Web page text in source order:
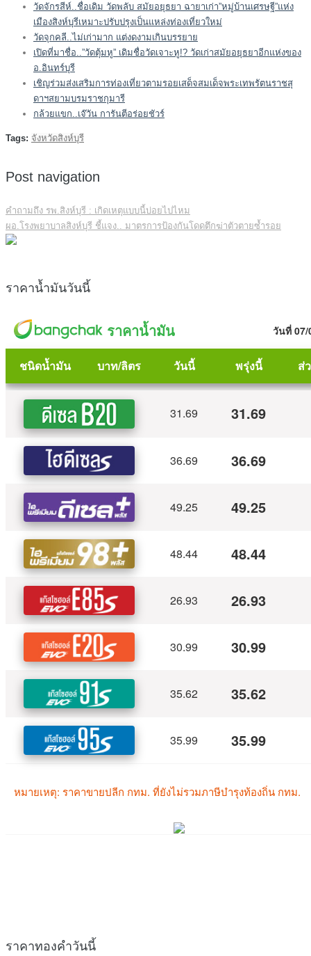
วัดจักรสีห์..ชื่อเดิม วัดพลับ สมัยอยุธยา ฉายาเก่า”หมู่บ้านเศรษฐี”แห่ง
เมืองสิงห์บุรีเหมาะปรับปรุงเป็นแหล่งท่องเที่ยวใหม่
วัดจุกคลี..ไม่เก่ามาก แต่งดงามเกินบรรยาย
เปิดที่มาชื่อ..”วัดตุ้มหู” เดิมชื่อวัดเจาะหู!? วัดเก่าสมัยอยุธยาอีกแห่งของ
อ.อินทร์บุรี
เชิญร่วมส่งเสริมการท่องเที่ยวตามรอยเสด็จสมเด็จพระเทพรัตนราชสุ
ดาฯสยามบรมราชกุมารี
กล้วยแขก..เจ๊วัน การันตีอร่อยชัวร์
Tags: จังหวัดสิงห์บุรี
Post navigation
คำถามถึง รพ.สิงห์บุรี : เกิดเหตุแบบนี้บ่อยไปไหม
ผอ.โรงพยาบาลสิงห์บุรี ชี้แจง.. มาตรการป้องกันโดดตึกฆ่าตัวตายซ้ำรอย
ราคาน้ำมันวันนี้
ราคาทองคำวันนี้